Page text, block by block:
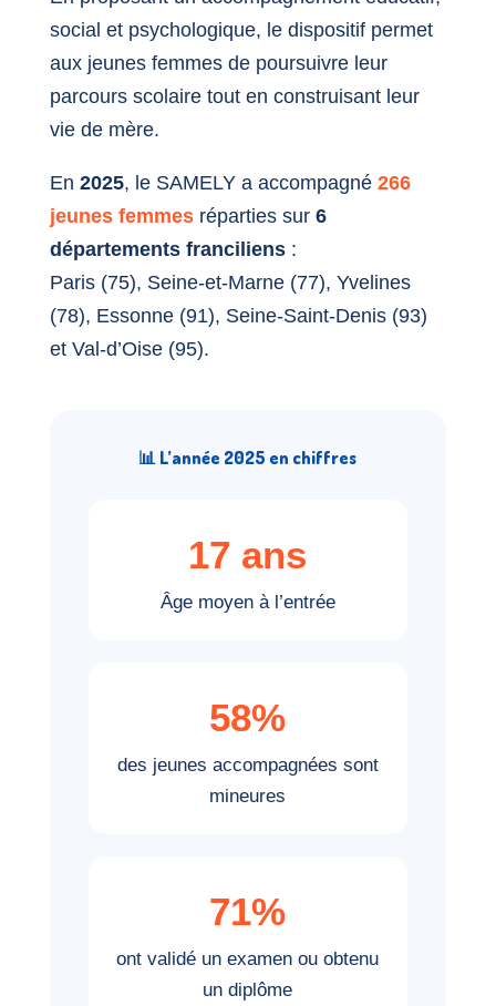
social et psychologique, le dispositif permet
aux jeunes femmes de poursuivre leur
parcours scolaire tout en construisant leur
vie de mère.
En 2025, le SAMELY a accompagné 266
jeunes femmesréparties sur 6
départements franciliens:
Paris (75), Seine-et-Marne (77), Yvelines
(78), Essonne (91), Seine-Saint-Denis (93)
et Val-d’Oise (95).
📊 L’année 2025 en chiffres
17 ans
Âge moyen à l’entrée
58%
des jeunes accompagnées sont
mineures
71%
ont validé un examen ou obtenu
un diplôme